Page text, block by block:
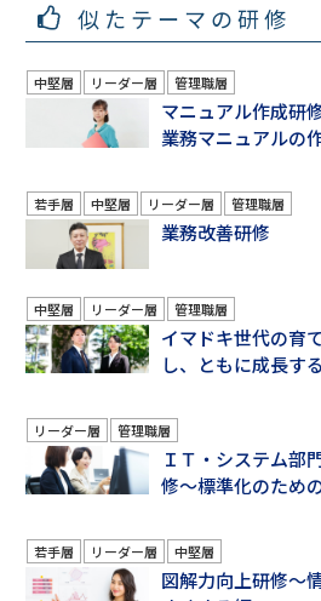
似たテーマの研修
中堅層 リーダー層 管理職層
マニュアル作成研
業務マニュアルの
若手層 中堅層 リーダー層 管理職層
業務改善研修
中堅層 リーダー層 管理職層
イマドキ世代の育
し、ともに成長す
リーダー層 管理職層
ＩＴ・システム部
修～標準化のため
若手層 リーダー層 中堅層
図解力向上研修～